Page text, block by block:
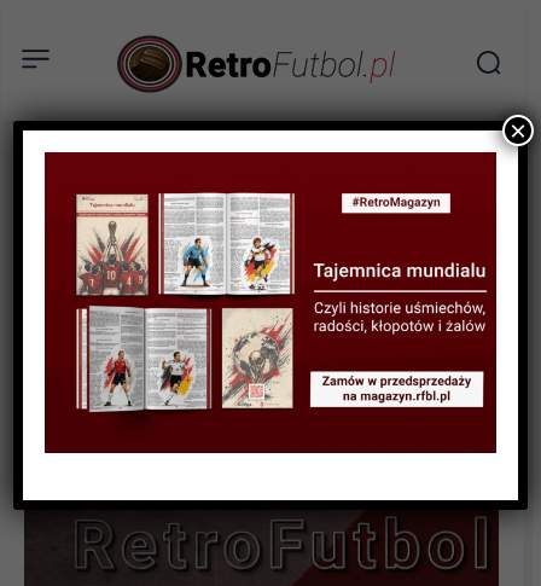
STATYSTYKI FUTBOLOWE
STATYSTYKI LIGOWE
STATYSTYKI PIŁKARZY
Statystyki polskich piłkarzy
w ligach zagranicznych w
sezonie 2023/24
×